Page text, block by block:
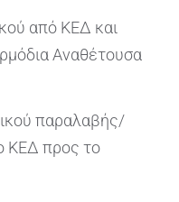
από ΚΕΔ και
Αναθέτουσα
παραλαβής/
ΚΕΔ προς το